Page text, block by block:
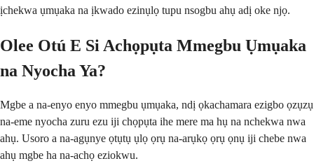
ịchekwa ụmụaka na ịkwado ezinụlọ tupu nsogbu ahụ adị oke njọ.
Olee Otú E Si Achọpụta Mmegbu Ụmụaka
na Nyocha Ya?
Mgbe a na-enyo enyo mmegbu ụmụaka, ndị ọkachamara ezigbo ọzụzụ
na-eme nyocha zuru ezu iji chọpụta ihe mere ma hụ na nchekwa nwa
ahụ. Usoro a na-agụnye ọtụtụ ụlọ ọrụ na-arụkọ ọrụ ọnụ iji chebe nwa
ahụ mgbe ha na-achọ eziokwu.